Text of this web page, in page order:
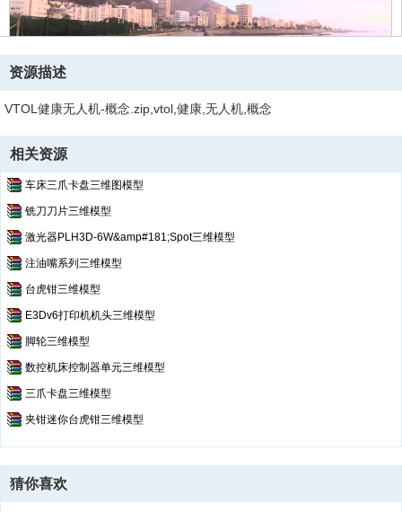
资源描述
VTOL健康无人机-概念.zip,vtol,健康,无人机,概念
相关资源
车床三爪卡盘三维图模型
铣刀刀片三维模型
激光器PLH3D-6W&amp#181;Spot三维模型
注油嘴系列三维模型
台虎钳三维模型
E3Dv6打印机机头三维模型
脚轮三维模型
数控机床控制器单元三维模型
三爪卡盘三维模型
夹钳迷你台虎钳三维模型
猜你喜欢